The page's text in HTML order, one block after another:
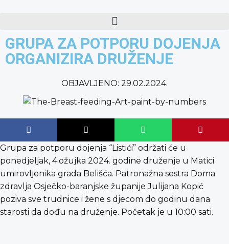
GRUPA ZA POTPORU DOJENJA
ORGANIZIRA DRUŽENJE
OBJAVLJENO: 29.02.2024.
Grupa za potporu dojenja “Listići” održati će u
ponedjeljak, 4.ožujka 2024. godine druženje u Matici
umirovljenika grada Belišća. Patronažna sestra Doma
zdravlja Osječko-baranjske županije Julijana Kopić
poziva sve trudnice i žene s djecom do godinu dana
starosti da dođu na druženje. Početak je u 10:00 sati.